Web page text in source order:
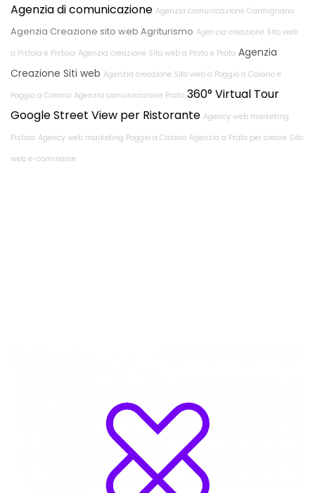
Agenzia di comunicazione Agenzia comunicazione Carmignano
Agenzia Creazione sito web Agriturismo Agenzia creazione Sito web
a Pistoia e Pistoia Agenzia creazione Sito web a Prato e Prato Agenzia
Creazione Siti web Agenzia creazione Sito web a Poggio a Caiano e
Poggio a Caiano Agenzia comunicazione Prato 360° Virtual Tour
Google Street View per Ristorante Agency web marketing
Pistoia Agency web marketing Poggio a Caiano Agenzia a Prato per creare Sito
web e-commerce